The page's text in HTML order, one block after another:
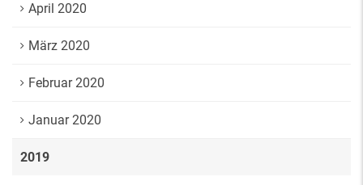
April 2020
März 2020
Februar 2020
Januar 2020
2019